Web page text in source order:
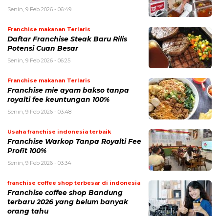
Senin, 9 Feb 2026 - 06:49
Franchise makanan Terlaris
Daftar Franchise Steak Baru Rilis
Potensi Cuan Besar
Senin, 9 Feb 2026 - 06:25
Franchise makanan Terlaris
Franchise mie ayam bakso tanpa
royalti fee keuntungan 100%
Senin, 9 Feb 2026 - 03:48
Usaha franchise indonesia terbaik
Franchise Warkop Tanpa Royalti Fee
Profit 100%
Senin, 9 Feb 2026 - 03:34
franchise coffee shop terbesar di indonesia
Franchise coffee shop Bandung
terbaru 2026 yang belum banyak
orang tahu